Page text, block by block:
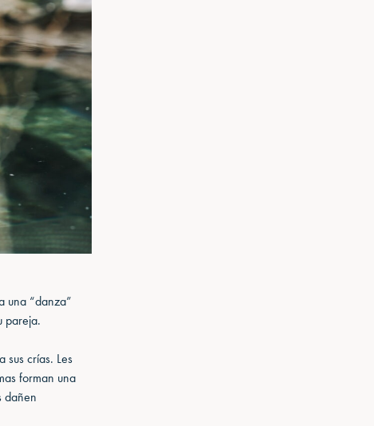
una “danza”
pareja.
sus crías. Les
forman una
dañen